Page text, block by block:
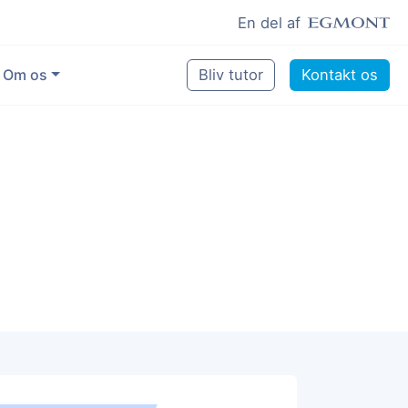
En del af
Om os Bliv tutor Kontakt os